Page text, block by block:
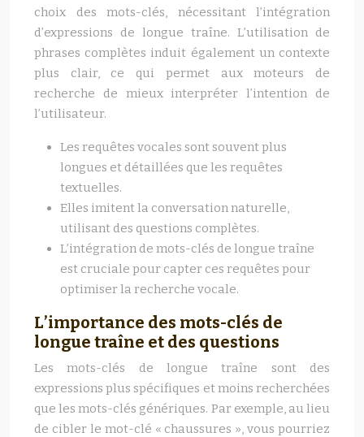
choix des mots-clés, nécessitant l’intégration
d’expressions de longue traîne. L’utilisation de
phrases complètes induit également un contexte
plus clair, ce qui permet aux moteurs de
recherche de mieux interpréter l’intention de
l’utilisateur.
Les requêtes vocales sont souvent plus
longues et détaillées que les requêtes
textuelles.
Elles imitent la conversation naturelle,
utilisant des questions complètes.
L’intégration de mots-clés de longue traîne
est cruciale pour capter ces requêtes pour
optimiser la recherche vocale.
L’importance des mots-clés de
longue traîne et des questions
Les mots-clés de longue traîne sont des
expressions plus spécifiques et moins recherchées
que les mots-clés génériques. Par exemple, au lieu
de cibler le mot-clé « chaussures », vous pourriez